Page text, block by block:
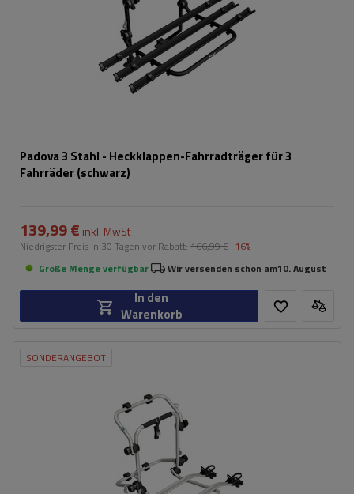
Padova 3 Stahl - Heckklappen-Fahrradträger für 3
Fahrräder (schwarz)
139,99 € inkl. MwSt
Niedrigster Preis in 30 Tagen vor Rabatt: 166,99 € -16%
Große Menge verfügbar
Wir versenden schon am10. August
In den
Warenkorb
SONDERANGEBOT
45 kg
kompatibel mit Elektrofahrrädern
Aluminiumkonstruktion